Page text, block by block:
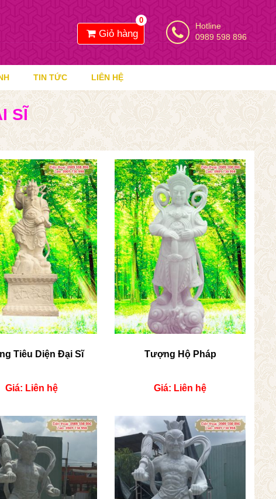
Giỏ hàng
0
Hotline
0989 598 896
TIN TỨC LIÊN HỆ
SĨ
Tiêu Diện Đại Sĩ
Giá: Liên hệ
Tượng Hộ Pháp
Giá: Liên hệ